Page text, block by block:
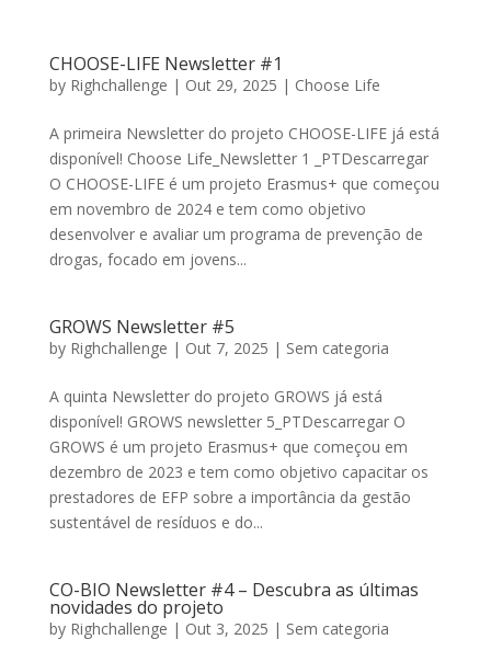
CHOOSE-LIFE Newsletter #1
by Righchallenge | Out 29, 2025 | Choose Life
A primeira Newsletter do projeto CHOOSE-LIFE já está
disponível! Choose Life_Newsletter 1 _PTDescarregar
O CHOOSE-LIFE é um projeto Erasmus+ que começou
em novembro de 2024 e tem como objetivo
desenvolver e avaliar um programa de prevenção de
drogas, focado em jovens...
GROWS Newsletter #5
by Righchallenge | Out 7, 2025 | Sem categoria
A quinta Newsletter do projeto GROWS já está
disponível! GROWS newsletter 5_PTDescarregar O
GROWS é um projeto Erasmus+ que começou em
dezembro de 2023 e tem como objetivo capacitar os
prestadores de EFP sobre a importância da gestão
sustentável de resíduos e do...
CO-BIO Newsletter #4 – Descubra as últimas
novidades do projeto
by Righchallenge | Out 3, 2025 | Sem categoria